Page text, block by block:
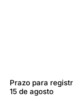
Prazo para
15 de agosto